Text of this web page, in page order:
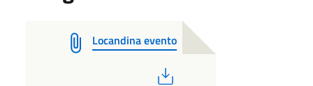
Locandina evento